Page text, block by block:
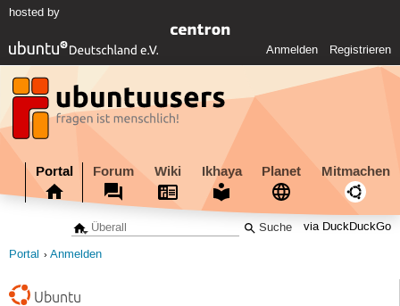
hosted by
Anmelden Registrieren
Portal Forum Wiki Ikhaya Planet Mitmachen
via DuckDuckGo
Portal Anmelden
Ubuntu